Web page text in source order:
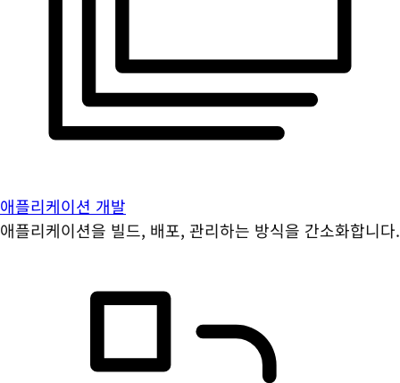
애플리케이션 개발
애플리케이션을 빌드, 배포, 관리하는 방식을 간소화합니다.